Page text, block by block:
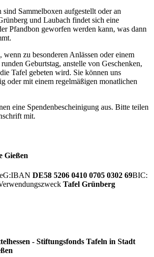
Sammelboxen aufgestellt oder an
und Laubach findet sich eine
Pfandbon geworfen werden kann, was dann
wenn zu besonderen Anlässen oder einem
Geburtstag, anstelle von Geschenken,
Tafel gebeten wird. Sie können uns
oder mit einem regelmäßigen monatlichen
eine Spendenbescheinigung aus. Bitte teilen
mit.
Gießen
IBAN DE58 5206 0410 0705 0302 69BIC:
Tafel Grünberg
- Stiftungsfonds Tafeln in Stadt